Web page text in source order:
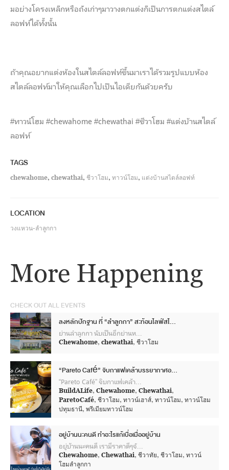
มอย่างโครงเหล็กหรือถังเก่าๆมาวางตกแต่งก็เป็นการตกแต่งสไตล์
ลอฟท์ได้ทั้งนั้น
ถ้าคุณอยากแต่งห้องในสไตล์ลอฟท์ขึ้นมาเราได้รวมรูปแบบห้อง
สไตล์ลอฟท์มาให้คุณเลือกไปเป็นไอเดียกันด้วยครับ
#ทาวน์โฮม #chewahome #chewathai #ชีวาโฮม #แต่งบ้านสไตล์
ลอฟท์
TAGS
chewahome, chewathai, ชีวาโฮม, ทาวน์โฮม, แต่งบ้านสไตล์ลอฟท์
LOCATION
วงแหวน-ลำลูกกา
More Happening
CHECK OUT ALL EVENTS
ลงหลักปักฐาน ที่ “ลำลูกกา” สะท้อนไลฟ์สไตล์ที่เป็นคุณ บนทำเลเชื่อมต่อเมือง เพื่อคนอยากมีศักยภาพแห่งการอยู่อาศัย
Chewahome, chewathai, ชีวาโฮม
“Pareto Café” จิบกาแฟเคล้าบรรยากาศอบอุ่นในบ้านหลังเล็ก
BuildALife, Chewahome, Chewathai,
ParetoCafé, ชีวาโฮม, ทาวน์เฮาส์, ทาวน์โฮม, ทาวน์โฮม
ปทุมธานี, พรีเมียมทาวน์โฮม
อยู่บ้านนะคนดี ทำอะไรแก้เบื่อเมื่ออยู่บ้าน
Chewahome, Chewathai, ชีวาทัย, ชีวาโฮม, ทาวน์
โฮมลำลูกกา